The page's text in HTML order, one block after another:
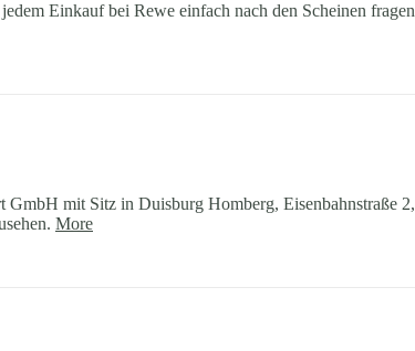
Einkauf bei Rewe einfach nach den Scheinen
mit Sitz in Duisburg Homberg,
More